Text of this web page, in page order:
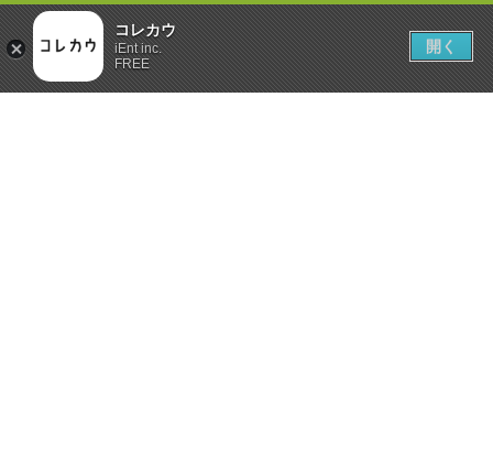
コレカウ
iEnt inc.
FREE
開く